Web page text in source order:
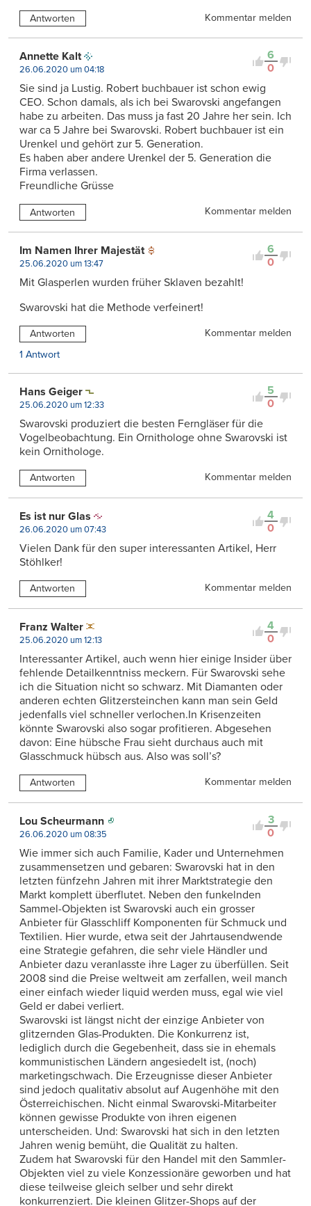
Antworten Kommentar melden
6
0
Annette Kalt
26.06.2020 um 04:18
Sie sind ja Lustig. Robert buchbauer ist schon ewig
CEO. Schon damals, als ich bei Swarovski angefangen
habe zu arbeiten. Das muss ja fast 20 Jahre her sein. Ich
war ca 5 Jahre bei Swarovski. Robert buchbauer ist ein
Urenkel und gehört zur 5. Generation.
Es haben aber andere Urenkel der 5. Generation die
Firma verlassen.
Freundliche Grüsse
Antworten Kommentar melden
6
0
Im Namen Ihrer Majestät
25.06.2020 um 13:47
Mit Glasperlen wurden früher Sklaven bezahlt!
Swarovski hat die Methode verfeinert!
Antworten
Kommentar melden
1 Antwort
5
0
Hans Geiger
25.06.2020 um 12:33
Swarovski produziert die besten Ferngläser für die
Vogelbeobachtung. Ein Ornithologe ohne Swarovski ist
kein Ornithologe.
Antworten Kommentar melden
4
0
Es ist nur Glas
26.06.2020 um 07:43
Vielen Dank für den super interessanten Artikel, Herr
Stöhlker!
Antworten Kommentar melden
4
0
Franz Walter
25.06.2020 um 12:13
Interessanter Artikel, auch wenn hier einige Insider über
fehlende Detailkenntniss meckern. Für Swarovski sehe
ich die Situation nicht so schwarz. Mit Diamanten oder
anderen echten Glitzersteinchen kann man sein Geld
jedenfalls viel schneller verlochen.In Krisenzeiten
könnte Swarovski also sogar profitieren. Abgesehen
davon: Eine hübsche Frau sieht durchaus auch mit
Glasschmuck hübsch aus. Also was soll’s?
Antworten Kommentar melden
3
0
Lou Scheurmann
26.06.2020 um 08:35
Wie immer sich auch Familie, Kader und Unternehmen
zusammensetzen und gebaren: Swarovski hat in den
letzten fünfzehn Jahren mit ihrer Marktstrategie den
Markt komplett überflutet. Neben den funkelnden
Sammel-Objekten ist Swarovski auch ein grosser
Anbieter für Glasschliff Komponenten für Schmuck und
Textilien. Hier wurde, etwa seit der Jahrtausendwende
eine Strategie gefahren, die sehr viele Händler und
Anbieter dazu veranlasste ihre Lager zu überfüllen. Seit
2008 sind die Preise weltweit am zerfallen, weil manch
einer einfach wieder liquid werden muss, egal wie viel
Geld er dabei verliert.
Swarovski ist längst nicht der einzige Anbieter von
glitzernden Glas-Produkten. Die Konkurrenz ist,
lediglich durch die Gegebenheit, dass sie in ehemals
kommunistischen Ländern angesiedelt ist, (noch)
marketingschwach. Die Erzeugnisse dieser Anbieter
sind jedoch qualitativ absolut auf Augenhöhe mit den
Österreichischen. Nicht einmal Swarovski-Mitarbeiter
können gewisse Produkte von ihren eigenen
unterscheiden. Und: Swarovski hat sich in den letzten
Jahren wenig bemüht, die Qualität zu halten.
Zudem hat Swarovski für den Handel mit den Sammler-
Objekten viel zu viele Konzessionäre geworben und hat
diese teilweise gleich selber und sehr direkt
konkurrenziert. Die kleinen Glitzer-Shops auf der